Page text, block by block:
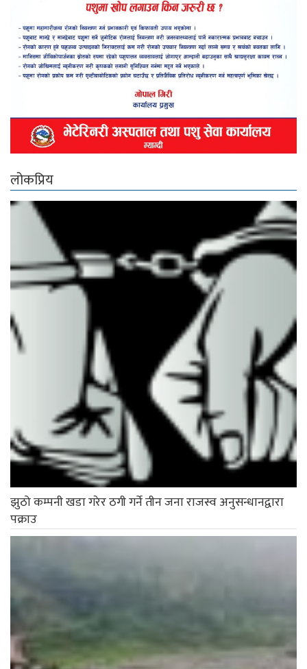
लोकप्रिय
झुठो कम्पनी खडा गरेर ठगी गर्ने तीन जना राजस्व अनुसन्धानद्वारा
पक्राउ